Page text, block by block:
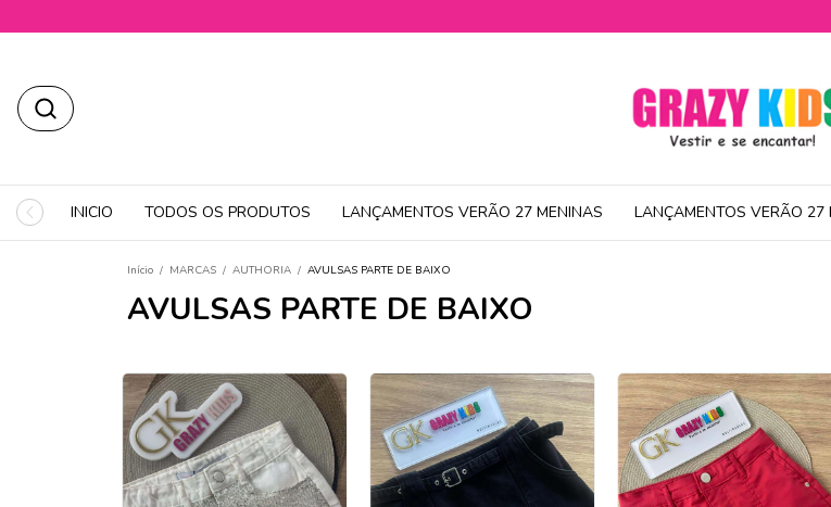
INICIO TODOS OS PRODUTOS LANÇAMENTOS VERÃO 27 MENINAS LANÇAMENTOS VERÃO 27
Início / MARCAS / AUTHORIA / AVULSAS PARTE DE BAIXO
AVULSAS PARTE DE BAIXO